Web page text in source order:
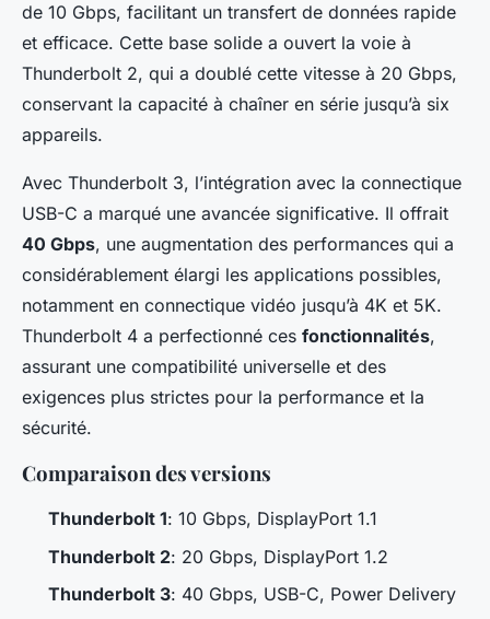
de 10 Gbps, facilitant un transfert de données rapide
et efficace. Cette base solide a ouvert la voie à
Thunderbolt 2, qui a doublé cette vitesse à 20 Gbps,
conservant la capacité à chaîner en série jusqu’à six
appareils.
Avec Thunderbolt 3, l’intégration avec la connectique
USB-C a marqué une avancée significative. Il offrait
40 Gbps, une augmentation des performances qui a
considérablement élargi les applications possibles,
notamment en connectique vidéo jusqu’à 4K et 5K.
Thunderbolt 4 a perfectionné ces fonctionnalités,
assurant une compatibilité universelle et des
exigences plus strictes pour la performance et la
sécurité.
Comparaison des versions
Thunderbolt 1: 10 Gbps, DisplayPort 1.1
Thunderbolt 2: 20 Gbps, DisplayPort 1.2
Thunderbolt 3: 40 Gbps, USB-C, Power Delivery